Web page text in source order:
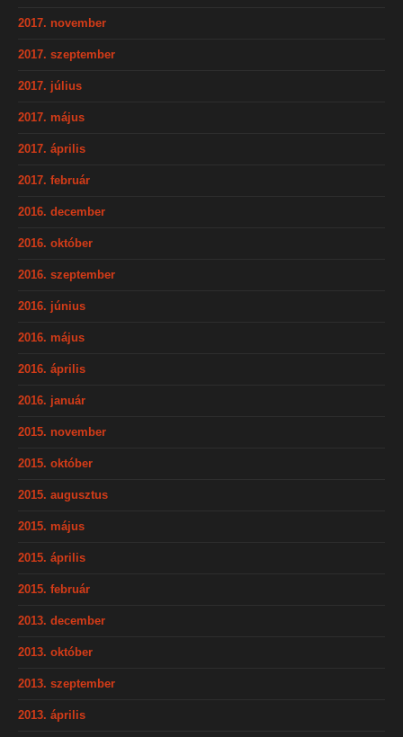
2017. november
2017. szeptember
2017. július
2017. május
2017. április
2017. február
2016. december
2016. október
2016. szeptember
2016. június
2016. május
2016. április
2016. január
2015. november
2015. október
2015. augusztus
2015. május
2015. április
2015. február
2013. december
2013. október
2013. szeptember
2013. április